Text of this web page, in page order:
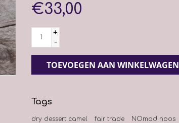
€33,00
+
-
TOEVOEGEN AAN WINKELWAGEN
Tags
dry dessert camel fair trade NOmad noos